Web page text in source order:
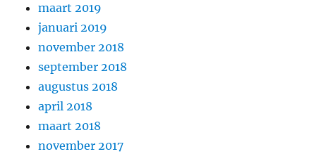
maart 2019
januari 2019
november 2018
september 2018
augustus 2018
april 2018
maart 2018
november 2017